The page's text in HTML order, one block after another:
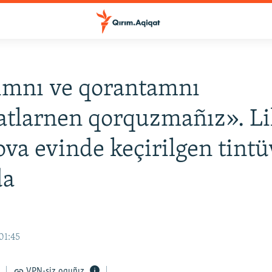
ve qorantamnı
qorquzmañız».
evinde keçirilgen